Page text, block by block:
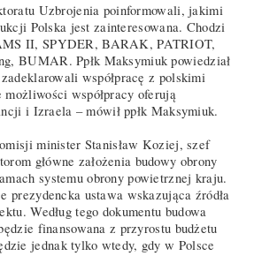
Uzbrojenia poinformowali, jakimi
Polska jest zainteresowana. Chodzi
II, SPYDER, BARAK, PATRIOT,
BUMAR. Ppłk Maksymiuk powiedział
współpracę z polskimi
współpracy oferują
i Izraela – mówił ppłk Maksymiuk.
minister Stanisław Koziej, szef
główne założenia budowy obrony
systemu obrony powietrznej kraju.
prezydencka ustawa wskazująca źródła
Według tego dokumentu budowa
finansowana z przyrostu budżetu
jednak tylko wtedy, gdy w Polsce